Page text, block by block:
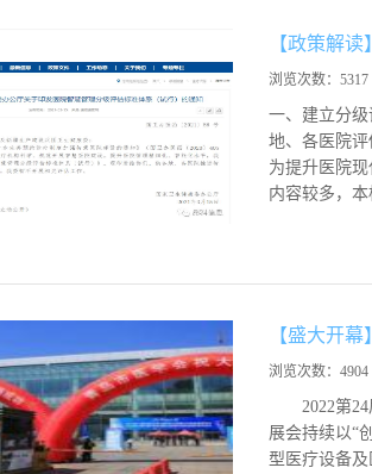
【政策解
浏览次数： 5317
一、建立分
地、各医院
为提升医院
内容较多，
【盛大开
浏览次数： 4904
2022第24届
展会持续以“
型医疗设备